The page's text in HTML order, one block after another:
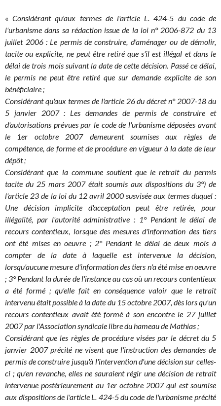
«Considérant qu'aux termes de l'article L. 424-5 du code de
l'urbanisme dans sa rédaction issue de la loi n° 2006-872 du 13
juillet 2006 : Le permis de construire, d'aménager ou de démolir,
tacite ou explicite, ne peut être retiré que s'il est illégal et dans le
délai de trois mois suivant la date de cette décision. Passé ce délai,
le permis ne peut être retiré que sur demande explicite de son
bénéficiaire ;
Considérant qu'aux termes de l'article 26 du décret n° 2007-18 du
5 janvier 2007 : Les demandes de permis de construire et
d'autorisations prévues par le code de l'urbanisme déposées avant
le 1er octobre 2007 demeurent soumises aux règles de
compétence, de forme et de procédure en vigueur à la date de leur
dépôt ;
Considérant que la commune soutient que le retrait du permis
tacite du 25 mars 2007 était soumis aux dispositions du 3°) de
l'article 23 de la loi du 12 avril 2000 susvisée aux termes duquel :
Une décision implicite d'acceptation peut être retirée, pour
illégalité, par l'autorité administrative : 1° Pendant le délai de
recours contentieux, lorsque des mesures d'information des tiers
ont été mises en oeuvre ; 2° Pendant le délai de deux mois à
compter de la date à laquelle est intervenue la décision,
lorsqu'aucune mesure d'information des tiers n'a été mise en oeuvre
; 3° Pendant la durée de l'instance au cas où un recours contentieux
a été formé ; qu'elle fait en conséquence valoir que le retrait
intervenu était possible à la date du 15 octobre 2007, dès lors qu'un
recours contentieux avait été formé à son encontre le 27 juillet
2007 par l'Association syndicale libre du hameau de Mathias ;
Considérant que les règles de procédure visées par le décret du 5
janvier 2007 précité ne visent que l'instruction des demandes de
permis de construire jusqu'à l'intervention d'une décision sur celles-
ci ; qu'en revanche, elles ne sauraient régir une décision de retrait
intervenue postérieurement au 1er octobre 2007 qui est soumise
aux dispositions de l'article L. 424-5 du code de l'urbanisme précité